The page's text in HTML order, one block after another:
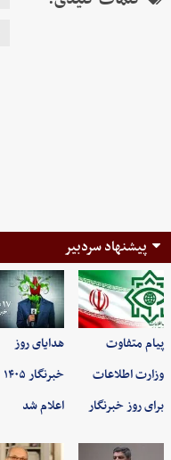
پیشنهاد سردبیر
پیام متفاوت
وزارت اطلاعات
برای روز خبرنگار
هدایای روز
خبرنگار ۱۴۰۵
اعلام شد